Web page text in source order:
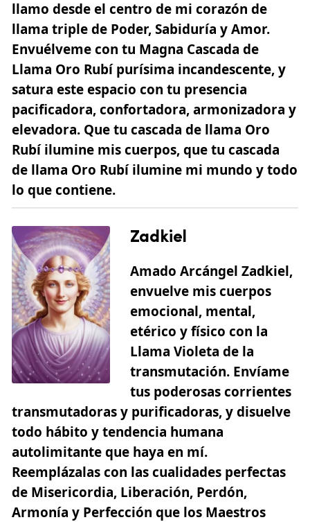
llamo desde el centro de mi corazón de
llama triple de Poder, Sabiduría y Amor.
Envuélveme con tu Magna Cascada de
Llama Oro Rubí purísima incandescente, y
satura este espacio con tu presencia
pacificadora, confortadora, armonizadora y
elevadora. Que tu cascada de llama Oro
Rubí ilumine mis cuerpos, que tu cascada
de llama Oro Rubí ilumine mi mundo y todo
lo que contiene.
Zadkiel
Amado Arcángel Zadkiel,
envuelve mis cuerpos
emocional, mental,
etérico y físico con la
Llama Violeta de la
transmutación. Envíame
tus poderosas corrientes
transmutadoras y purificadoras, y disuelve
todo hábito y tendencia humana
autolimitante que haya en mí.
Reemplázalas con las cualidades perfectas
de Misericordia, Liberación, Perdón,
Armonía y Perfección que los Maestros